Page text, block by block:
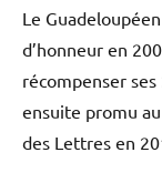
Le
d’honneur en
récompenser
ensuite promu
des Lettres en